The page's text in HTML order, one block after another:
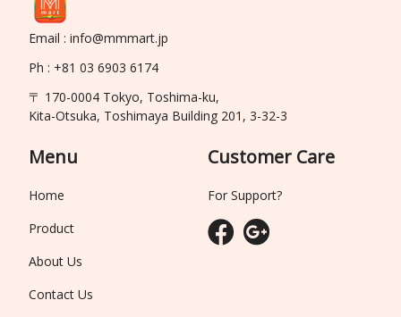
Email : info@mmmart.jp
Ph : +81 03 6903 6174
〒 170-0004 Tokyo, Toshima-ku,
Kita-Otsuka, Toshimaya Building 201, 3-32-3
Menu
Home
Product
About Us
Contact Us
Customer Care
For Support?